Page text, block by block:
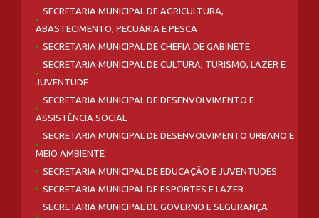
SECRETARIA MUNICIPAL DE AGRICULTURA,
ABASTECIMENTO, PECUÁRIA E PESCA
SECRETARIA MUNICIPAL DE CHEFIA DE GABINETE
SECRETARIA MUNICIPAL DE CULTURA, TURISMO, LAZER E
JUVENTUDE
SECRETARIA MUNICIPAL DE DESENVOLVIMENTO E
ASSISTÊNCIA SOCIAL
SECRETARIA MUNICIPAL DE DESENVOLVIMENTO URBANO E
MEIO AMBIENTE
SECRETARIA MUNICIPAL DE EDUCAÇÃO E JUVENTUDES
SECRETARIA MUNICIPAL DE ESPORTES E LAZER
SECRETARIA MUNICIPAL DE GOVERNO E SEGURANÇA